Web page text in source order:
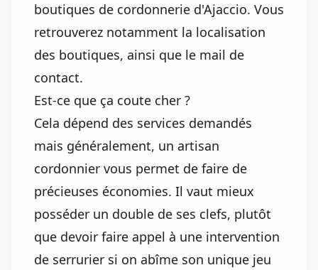
boutiques de cordonnerie d'Ajaccio. Vous
retrouverez notamment la localisation
des boutiques, ainsi que le mail de
contact.
Est-ce que ça coute cher ?
Cela dépend des services demandés
mais généralement, un artisan
cordonnier vous permet de faire de
précieuses économies. Il vaut mieux
posséder un double de ses clefs, plutôt
que devoir faire appel à une intervention
de serrurier si on abîme son unique jeu